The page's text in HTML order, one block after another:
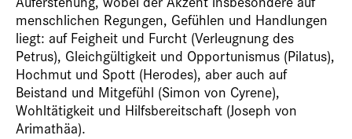
menschlichen Regungen, Gefühlen und Handlungen
liegt: auf Feigheit und Furcht (Verleugnung des
Petrus), Gleichgültigkeit und Opportunismus (Pilatus),
Hochmut und Spott (Herodes), aber auch auf
Beistand und Mitgefühl (Simon von Cyrene),
Wohltätigkeit und Hilfsbereitschaft (Joseph von
Arimathäa).